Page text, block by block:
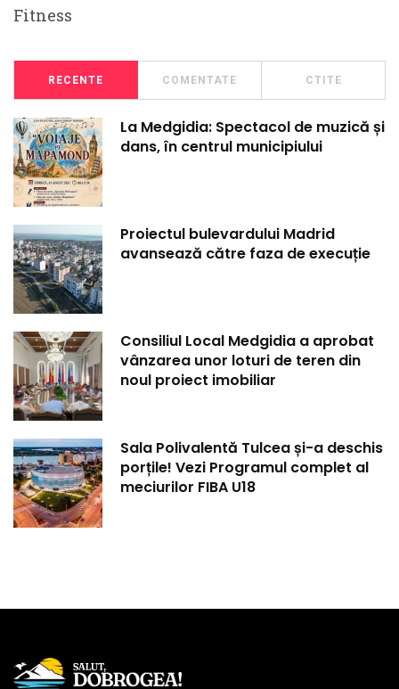
Fitness
RECENTE COMENTATE CTITE
La Medgidia: Spectacol de muzică și
dans, în centrul municipiului
Proiectul bulevardului Madrid
avansează către faza de execuție
Consiliul Local Medgidia a aprobat
vânzarea unor loturi de teren din
noul proiect imobiliar
Sala Polivalentă Tulcea și-a deschis
porțile! Vezi Programul complet al
meciurilor FIBA U18